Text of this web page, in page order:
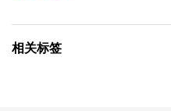
相关标签